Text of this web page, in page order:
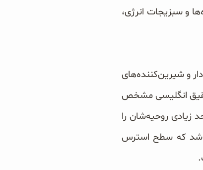
و سبزیجات انرژی،
و شیرین‌کننده‌های
انگلیسی مشخص
حد زیادی روحیه‌شان را
نفر انجام گرفت، مشخص شد که سطح استرس